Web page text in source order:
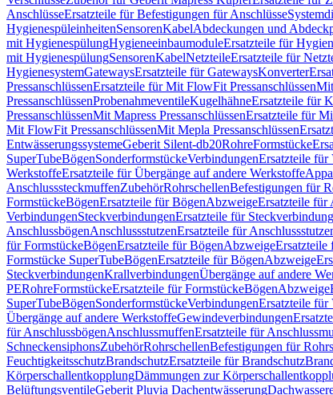
AnschlüsseErsatzteile für Befestigungen für Anschlüsse
HygienespüleinheitenSensorenKabelAbdeckungen und
mit HygienespülungHygieneeinbaumoduleErsatzteile für
mit HygienespülungSensorenKabelNetzteileErsatzteile für
HygienesystemGatewaysErsatzteile für GatewaysKonverter
PressanschlüssenErsatzteile für Mit FlowFit Pressanschlüssen
PressanschlüssenProbenahmeventileKugelhähneErsatzteile für
PressanschlüssenMit Mapress PressanschlüssenErsatzteile für
Mit FlowFit PressanschlüssenMit Mepla Pressanschlüssen
EntwässerungssystemeGeberit Silent-db20RohreFormstücke
SuperTubeBögenSonderformstückeVerbindungenErsatzteile für
WerkstoffeErsatzteile für Übergänge auf andere Werkstoffe
AnschlusssteckmuffenZubehörRohrschellenBefestigungen für
FormstückeBögenErsatzteile für BögenAbzweigeErsatzteile für
VerbindungenSteckverbindungenErsatzteile für
AnschlussbögenAnschlussstutzenErsatzteile für
für FormstückeBögenErsatzteile für BögenAbzweigeErsatzteile
Formstücke SuperTubeBögenErsatzteile für BögenAbzweige
SteckverbindungenKrallverbindungenÜbergänge auf andere
PERohreFormstückeErsatzteile für FormstückeBögenAbzweige
SuperTubeBögenSonderformstückeVerbindungenErsatzteile für
Übergänge auf andere WerkstoffeGewindeverbindungen
für AnschlussbögenAnschlussmuffenErsatzteile für
SchneckensiphonsZubehörRohrschellenBefestigungen für
FeuchtigkeitsschutzBrandschutzErsatzteile für Brandschutz
KörperschallentkopplungDämmungen zur
BelüftungsventileGeberit Pluvia Dachentwässerung